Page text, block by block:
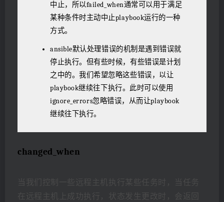
中止，所以failed_when通常可以用于满足
某种条件时主动中止playbook运行的一种
方式。
ansible默认处理错误的机制是遇到错误就
停止执行。但有些时候，有些错误是计划
之中的。我们希望忽略这些错误，以让
playbook继续往下执行。此时可以使用
ignore_errors忽略错误，从而让playbook
继续往下执行。
changed_when
当我们控制一些远程主机执行某些任务时，当任务
在远程主机上成功执行，状态发生更改时，会返回